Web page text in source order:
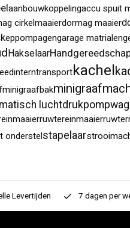
aanbouwkoppelingaccu spuit
cirkelmaaierdormag maaier
eppompagengarage matrialen
Hakselaar
interntransportkachel
minigraafbak
luchtdruk
ruwtereinmaaier
onderstelstapelaar
7 dagen per